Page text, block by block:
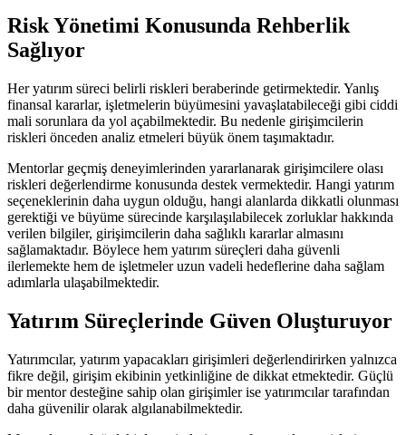
Risk Yönetimi Konusunda Rehberlik
Sağlıyor
Her yatırım süreci belirli riskleri beraberinde getirmektedir. Yanlış
finansal kararlar, işletmelerin büyümesini yavaşlatabileceği gibi ciddi
mali sorunlara da yol açabilmektedir. Bu nedenle girişimcilerin
riskleri önceden analiz etmeleri büyük önem taşımaktadır.
Mentorlar geçmiş deneyimlerinden yararlanarak girişimcilere olası
riskleri değerlendirme konusunda destek vermektedir. Hangi yatırım
seçeneklerinin daha uygun olduğu, hangi alanlarda dikkatli olunması
gerektiği ve büyüme sürecinde karşılaşılabilecek zorluklar hakkında
verilen bilgiler, girişimcilerin daha sağlıklı kararlar almasını
sağlamaktadır. Böylece hem yatırım süreçleri daha güvenli
ilerlemekte hem de işletmeler uzun vadeli hedeflerine daha sağlam
adımlarla ulaşabilmektedir.
Yatırım Süreçlerinde Güven Oluşturuyor
Yatırımcılar, yatırım yapacakları girişimleri değerlendirirken yalnızca
fikre değil, girişim ekibinin yetkinliğine de dikkat etmektedir. Güçlü
bir mentor desteğine sahip olan girişimler ise yatırımcılar tarafından
daha güvenilir olarak algılanabilmektedir.